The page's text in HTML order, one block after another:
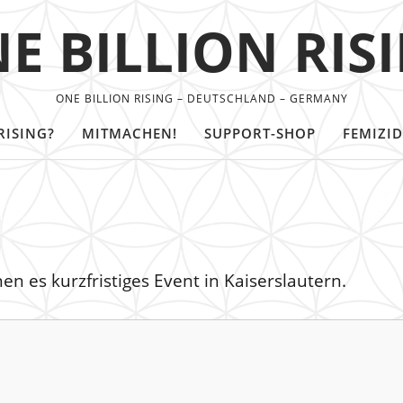
BILLION
ONE BILLION RISING – DEUTSCHLAND – GERMANY
MITMACHEN! SUPPORT-SHOP
es kurzfristiges Event in Kaiserslautern.